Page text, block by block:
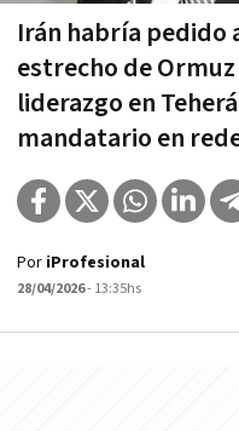
Irán habría pedido
estrecho de
liderazgo en
mandatario en
Por iProfesional
28/04/2026- 13:35hs